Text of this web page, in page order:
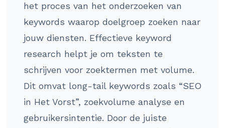
het proces van het onderzoeken van
keywords waarop doelgroep zoeken naar
jouw diensten. Effectieve keyword
research helpt je om teksten te
schrijven voor zoektermen met volume.
Dit omvat long-tail keywords zoals “SEO
in Het Vorst”, zoekvolume analyse en
gebruikersintentie. Door de juiste